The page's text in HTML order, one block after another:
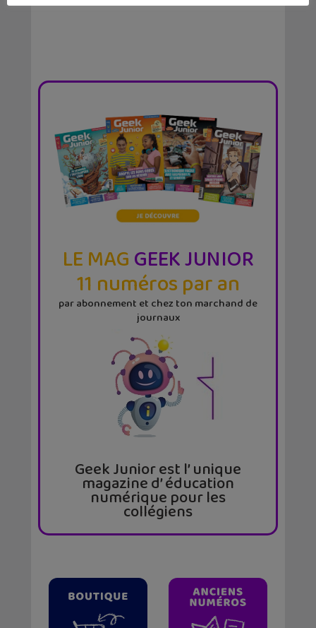
LE MAGGEEK JUNIOR
11 numéros par an
par abonnement et chez ton marchand de
journaux
Geek Junior est l’ unique
magazine d’ éducation
numérique pour les
collégiens